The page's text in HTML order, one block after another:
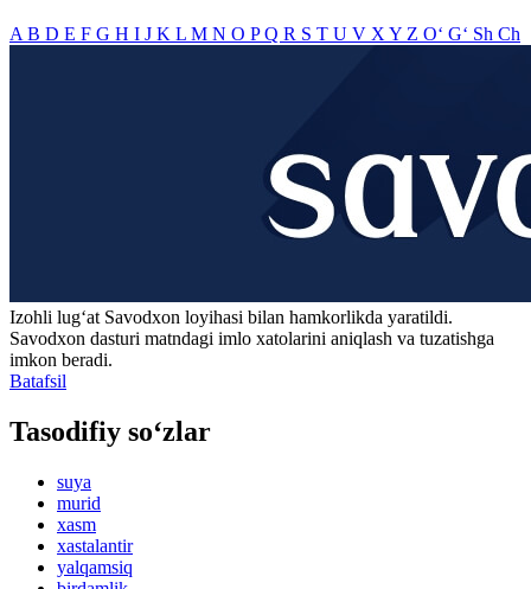
A B D E F G H I J K L M N O PQ R S T U V X Y Z O‘ G‘ Sh Ch
Izohli lugʻat Savodxon loyihasi bilan hamkorlikda yaratildi.
Savodxon dasturi matndagi imlo xatolarini aniqlash va tuzatishga
imkon beradi.
Batafsil
Tasodifiy so‘zlar
suya
murid
xasm
xastalantir
yalqamsiq